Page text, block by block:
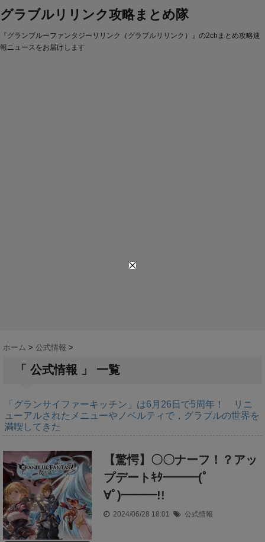
グラブルリリンク攻略まとめ隊
『グランブルーファンタジーリリンク（グラブルリリンク）』の2chまとめ攻略速
報ニュースをお届けします
ホーム > 公式情報 >
「 公式情報 」 一覧
「グランサイファーキッチン」は6月26日で5周年！ リニ
ューアルされたメニューやノベルティで，グラブルの世界を
満喫してきた
【驚愕】〇〇ナーフ！？アッ
プデートｷﾀ━━━(ﾟ
∀ﾟ)━━━!!
2024/06/28 18:01 公式情報